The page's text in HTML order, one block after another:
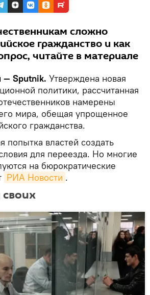
сложно
гражданство и как
читайте в материале
Sputnik. Утверждена новая
политики, рассчитанная
намерены
мира, обещая упрощенное
гражданства.
попытка властей создать
для переезда. Но многие
на бюрократические
РИА Новости .